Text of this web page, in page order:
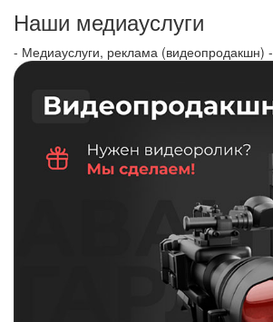
Наши медиауслуги
- Медиауслуги, реклама (видеопродакшн) -